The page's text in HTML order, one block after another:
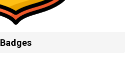
Badges